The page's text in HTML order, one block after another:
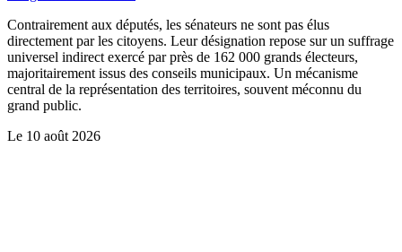
Contrairement aux députés, les sénateurs ne sont pas élus
directement par les citoyens. Leur désignation repose sur un suffrage
universel indirect exercé par près de 162 000 grands électeurs,
majoritairement issus des conseils municipaux. Un mécanisme
central de la représentation des territoires, souvent méconnu du
grand public.
Le 10 août 2026